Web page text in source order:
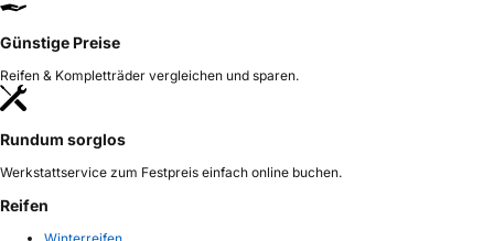
Günstige Preise
Reifen & Kompletträder vergleichen und sparen.
Rundum sorglos
Werkstattservice zum Festpreis einfach online buchen.
Reifen